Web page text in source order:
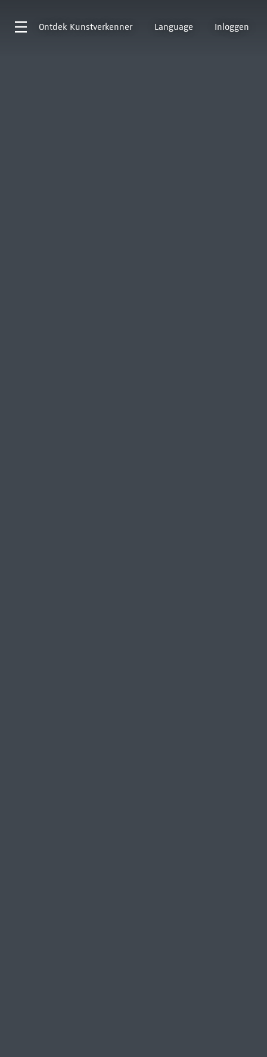
Ontdek Kunstverkenner Language Inloggen